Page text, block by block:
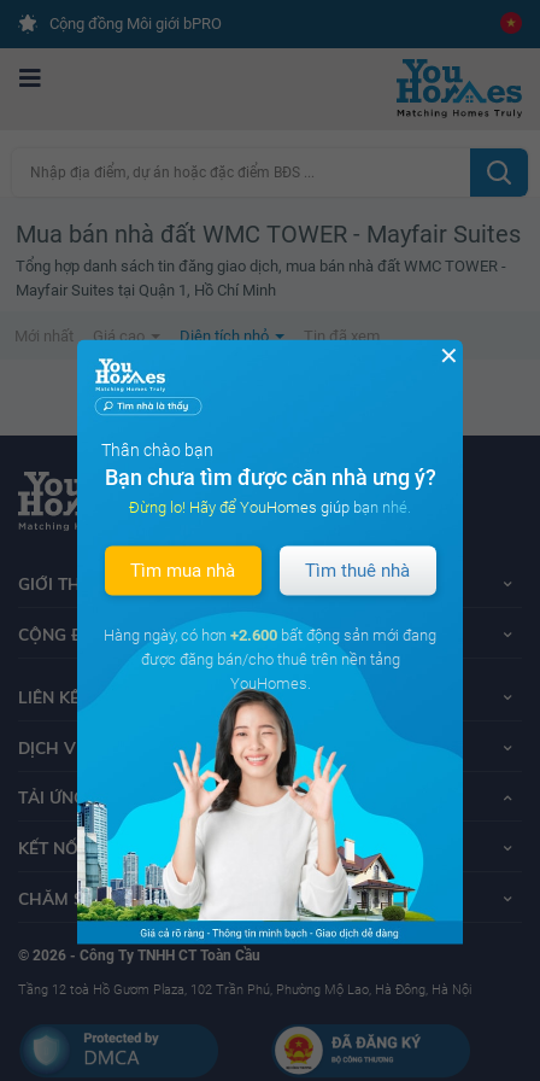
Cộng đồng Môi giới bPRO
Nhập địa điểm, dự án hoặc đặc điểm BĐS ...
Mua bán nhà đất WMC TOWER - Mayfair Suites
Tổng hợp danh sách tin đăng giao dịch, mua bán nhà đất WMC TOWER -
Mayfair Suites tại Quận 1, Hồ Chí Minh
Mới nhất Giá cao Diện tích nhỏ Tin đã xem
Không tìm thấy tin bất động sản nào
GIỚI THIỆU VỀ YOUHOMES
CỘNG ĐỒNG YOUHOMERS
LIÊN KẾT
DỊCH VỤ KHÁCH HÀNG
TẢI ỨNG DỤNG YOUHOMES
KẾT NỐI VỚI YOUHOMES
CHĂM SÓC KHÁCH HÀNG
© 2026 - Công Ty TNHH CT Toàn Cầu
Tầng 12 toà Hồ Gươm Plaza, 102 Trần Phú, Phường Mộ Lao, Hà Đông, Hà Nội
✕
Thân chào bạn
Bạn chưa tìm được căn nhà ưng ý?
Đừng lo! Hãy để YouHomes giúp bạn nhé.
Tìm mua nhà Tìm thuê nhà
Hàng ngày, có hơn +2.600 bất động sản mới đang
được đăng bán/cho thuê trên nền tảng
YouHomes.